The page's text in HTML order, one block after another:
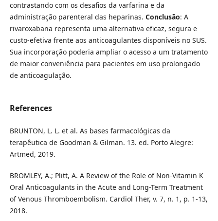
contrastando com os desafios da varfarina e da
administração parenteral das heparinas. Conclusão: A
rivaroxabana representa uma alternativa eficaz, segura e
custo-efetiva frente aos anticoagulantes disponíveis no SUS.
Sua incorporação poderia ampliar o acesso a um tratamento
de maior conveniência para pacientes em uso prolongado
de anticoagulação.
References
BRUNTON, L. L. et al. As bases farmacológicas da
terapêutica de Goodman & Gilman. 13. ed. Porto Alegre:
Artmed, 2019.
BROMLEY, A.; Plitt, A. A Review of the Role of Non-Vitamin K
Oral Anticoagulants in the Acute and Long-Term Treatment
of Venous Thromboembolism. Cardiol Ther, v. 7, n. 1, p. 1-13,
2018.